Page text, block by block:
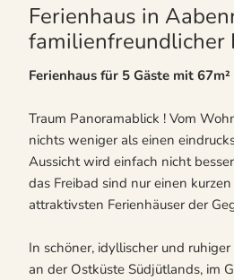
Ferienhaus in
familienfreundlicher
Ferienhaus für 5 Gäste mit
Traum Panoramablick ! Vom
nichts weniger als einen
Aussicht wird einfach nicht
das Freibad sind nur einen
attraktivsten Ferienhäuser der
In schöner, idyllischer und
an der Ostküste Südjütlands, im